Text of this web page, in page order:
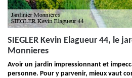
SIEGLER Kevin Elagueur 44, le
Monnieres
Avoir un jardin impressionnant et
personne. Pour y parvenir, mieux vaut